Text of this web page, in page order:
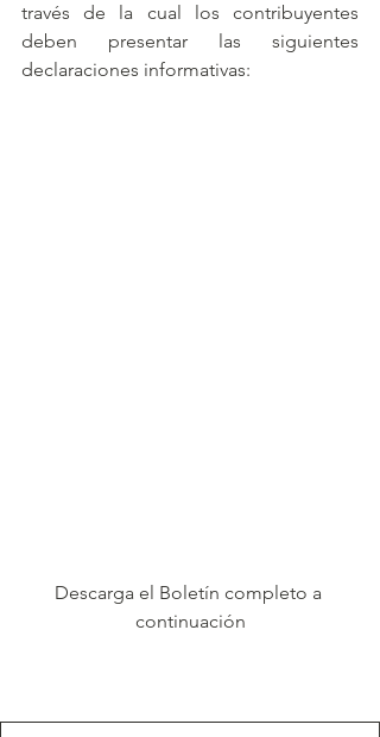
través de la cual los contribuyentes
deben presentar las siguientes
declaraciones informativas:
Descarga el Boletín completo a
continuación